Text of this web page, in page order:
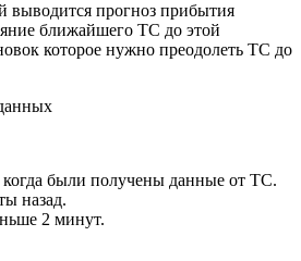
выводится прогноз прибытия
ближайшего ТС до этой
которое нужно преодолеть ТС до
когда были получены данные от ТС.
назад.
2 минут.